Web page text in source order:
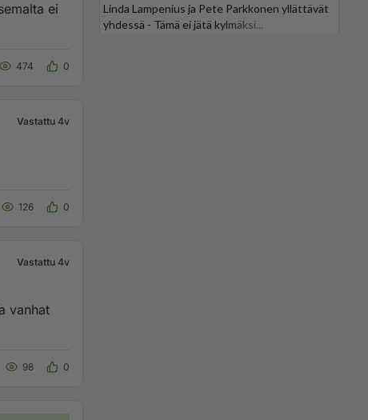
ei
474 0
Vastattu 4v
126 0
Vastattu 4v
vanhat
98 0
Linda Lampenius ja Pete Parkkonen yllättävät
yhdessä - Tämä ei jätä kylmäksi...